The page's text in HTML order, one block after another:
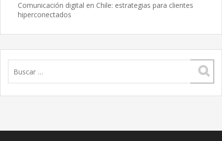
Comunicación digital en Chile: estrategias para clientes
hiperconectados